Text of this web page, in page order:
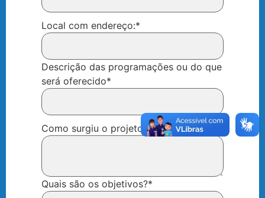
Local com endereço:*
Descrição das programações ou do que
será oferecido*
Como surgiu o projeto/evento?*
Quais são os objetivos?*